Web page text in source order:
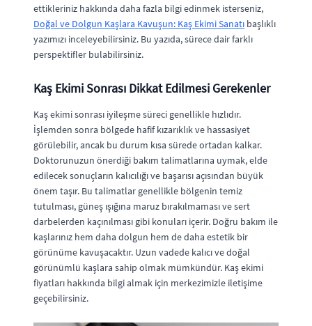
ettikleriniz hakkında daha fazla bilgi edinmek isterseniz,
Doğal ve Dolgun Kaşlara Kavuşun: Kaş Ekimi Sanatı başlıklı
yazımızı inceleyebilirsiniz. Bu yazıda, sürece dair farklı
perspektifler bulabilirsiniz.
Kaş Ekimi Sonrası Dikkat Edilmesi Gerekenler
Kaş ekimi sonrası iyileşme süreci genellikle hızlıdır.
İşlemden sonra bölgede hafif kızarıklık ve hassasiyet
görülebilir, ancak bu durum kısa sürede ortadan kalkar.
Doktorunuzun önerdiği bakım talimatlarına uymak, elde
edilecek sonuçların kalıcılığı ve başarısı açısından büyük
önem taşır. Bu talimatlar genellikle bölgenin temiz
tutulması, güneş ışığına maruz bırakılmaması ve sert
darbelerden kaçınılması gibi konuları içerir. Doğru bakım ile
kaşlarınız hem daha dolgun hem de daha estetik bir
görünüme kavuşacaktır. Uzun vadede kalıcı ve doğal
görünümlü kaşlara sahip olmak mümkündür. Kaş ekimi
fiyatları hakkında bilgi almak için merkezimizle iletişime
geçebilirsiniz.